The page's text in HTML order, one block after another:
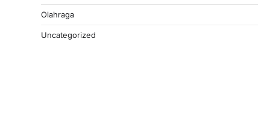
Olahraga
Uncategorized